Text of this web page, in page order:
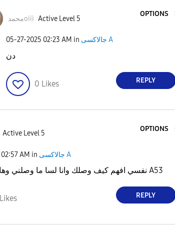
محمدoiii Active Level 5
OPTIONS
‎05-27-2025 02:23 AM in جالاكسى A
دن
0 Likes REPLY
Active Level 5
OPTIONS
02:57 AM in جالاكسى A
نفسي افهم كيف وصلك وانا لسا ما وصلني وهاض انا معي A53
Likes REPLY